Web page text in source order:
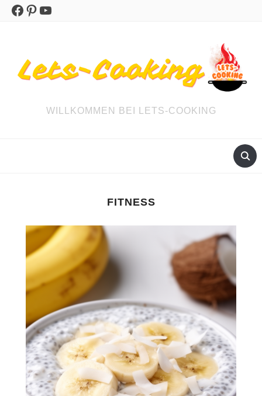
Facebook
Pinterest
YouTube
WILLKOMMEN BEI LETS-COOKING
FITNESS